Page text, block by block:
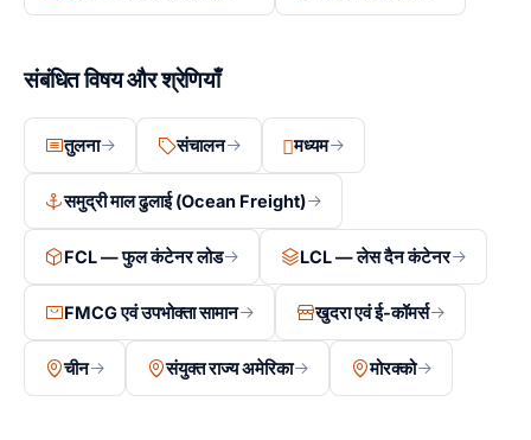
संबंधित विषय और श्रेणियाँ
तुलना संचालन मध्यम
समुद्री माल ढुलाई (Ocean Freight)
FCL — फुल कंटेनर लोड LCL — लेस दैन कंटेनर
FMCG एवं उपभोक्ता सामान खुदरा एवं ई-कॉमर्स
चीन संयुक्त राज्य अमेरिका मोरक्को